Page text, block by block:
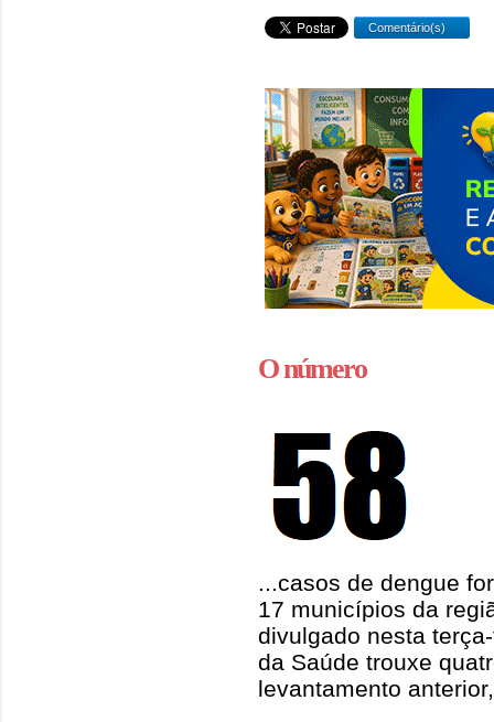
Comentário(s)
O número
...casos de dengue
17 municípios da
divulgado nesta
da Saúde trouxe
levantamento